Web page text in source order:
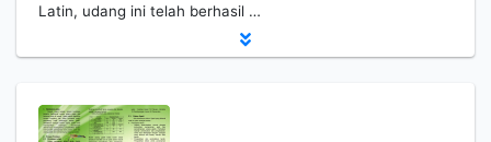
Latin, udang ini telah berhasil …